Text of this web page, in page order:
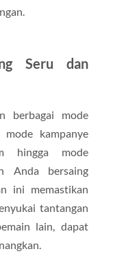
Seru dan
berbagai mode
kampanye
hingga mode
Anda bersaing
ini memastikan
tantangan
lain, dapat